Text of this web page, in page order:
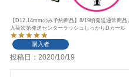
【D12,14mmのみ予約商品】8/19頃発送通常商
入荷次第発送センターラッシュしっかりDカール
購入者
投稿日 2020/10/19